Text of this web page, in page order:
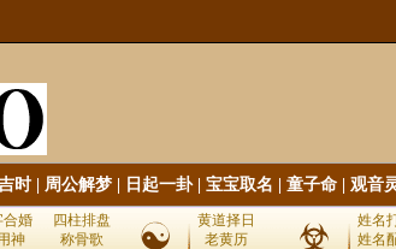
时| 周公解梦 日起一卦| 宝宝取名 童子命 观音
合婚
四柱排盘
神
称骨歌
黄道择日
老黄历
姓名
姓名